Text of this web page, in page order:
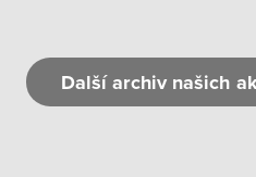
Další archiv našich